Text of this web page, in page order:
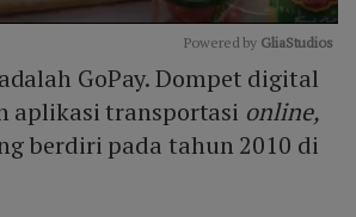
Mute
Powered by GliaStudios
GoPay. Dompet digital
aplikasi transportasi online,
berdiri pada tahun 2010 di